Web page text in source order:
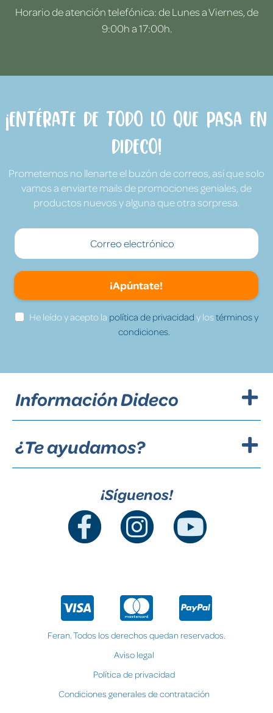
Horario de atención telefónica: de Lunes a Viernes, de
9:00h a 17:00h.
¡Entérate de todo lo que pasa en
Dideco!
Prometemos no llenarte el buzón de correos, así que solo
vamos a enviarte mails de promociones geniales, de
productos nuevos y alguna que otra sorpresa.
¡Apúntate!
He leído y acepto la política de privacidad y lostérminos y
condiciones.
Información Dideco
¿Te ayudamos?
¡Síguenos!
Feran. Todos los derechos quedan reservados.
Aviso legal
Política de privacidad
Condiciones generales de contratación